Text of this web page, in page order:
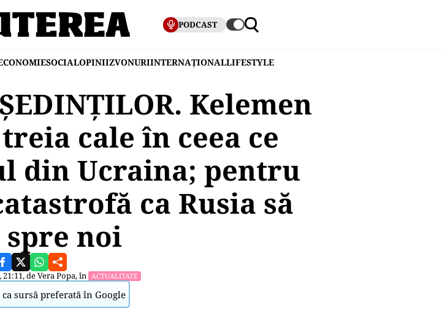
PODCAST
SOCIALOPINIIZVONURIINTERNAȚIONALLIFESTYLE
Kelemen
cale în ceea ce
din Ucraina; pentru
ca Rusia să
noi
deVera Popa, în ACTUALITATE
ca sursă preferată în Google